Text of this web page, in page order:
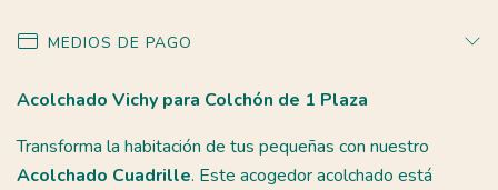
MEDIOS DE PAGO
Acolchado Vichy para Colchón de 1 Plaza
Transforma la habitación de tus pequeñas con nuestro
Acolchado Cuadrille. Este acogedor acolchado está